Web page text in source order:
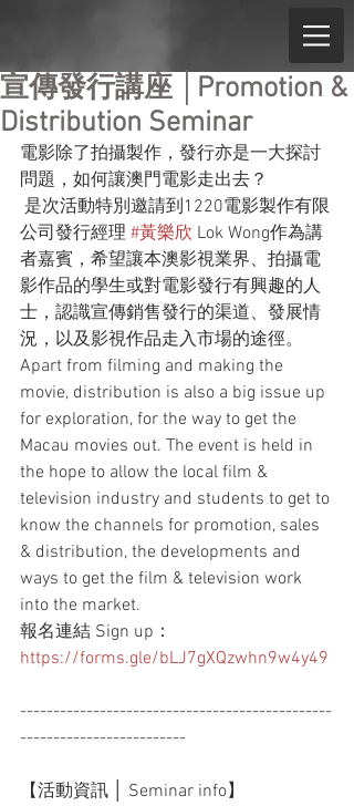
宣傳發行講座 │Promotion &
Distribution Seminar
電影除了拍攝製作，發行亦是一大探討
問題，如何讓澳門電影走出去？
公司發行經理 #黃樂欣 Lok Wong作為講
者嘉賓，希望讓本澳影視業界、拍攝電
影作品的學生或對電影發行有興趣的人
士，認識宣傳銷售發行的渠道、發展情
況，以及影視作品走入市場的途徑。
Apart from filming and making the
movie, distribution is also a big issue up
for exploration, for the way to get the
Macau movies out. The event is held in
the hope to allow the local film &
television industry and students to get to
know the channels for promotion, sales
& distribution, the developments and
ways to get the film & television work
into the market.
報名連結 Sign up：
https://forms.gle/bLJ7gXQzwhn9w4y49
-----------------------------------------------
-------------------------
【活動資訊 │ Seminar info】